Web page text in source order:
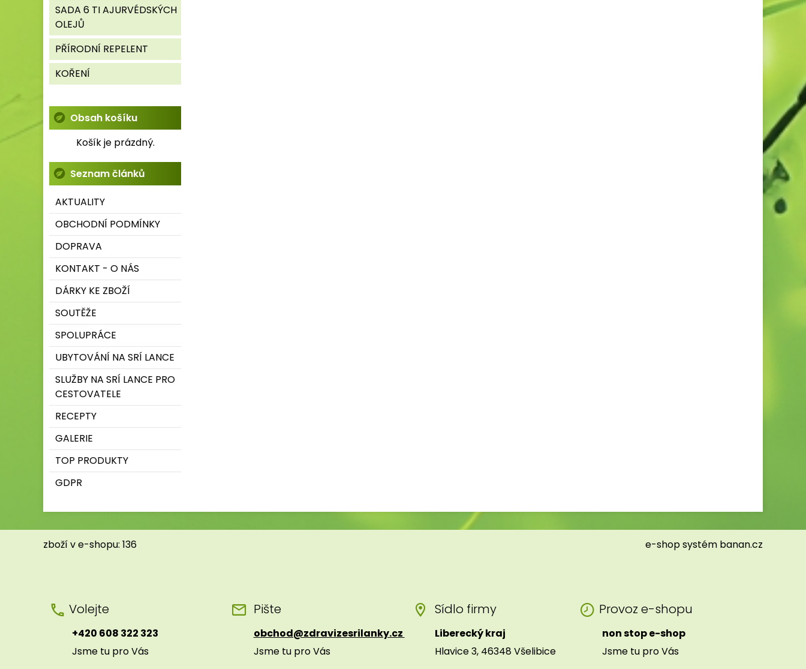
SADA 6 TI AJURVÉDSKÝCH
OLEJŮ
PŘÍRODNÍ REPELENT
KOŘENÍ
Obsah košíku
Košík je prázdný.
Seznam článků
AKTUALITY
OBCHODNÍ PODMÍNKY
DOPRAVA
KONTAKT - O NÁS
DÁRKY KE ZBOŽÍ
SOUTĚŽE
SPOLUPRÁCE
UBYTOVÁNÍ NA SRÍ LANCE
SLUŽBY NA SRÍ LANCE PRO
CESTOVATELE
RECEPTY
GALERIE
TOP PRODUKTY
GDPR
zboží v e-shopu: 136 e-shopsystém banan.cz
Volejte
+420 608 322 323
Jsme tu pro Vás
Pište
obchod@zdravizesrilanky.cz
Jsme tu pro Vás
Sídlo firmy
Liberecký kraj
Hlavice 3, 46348 Všelibice
Provoz e-shopu
non stop e-shop
Jsme tu pro Vás